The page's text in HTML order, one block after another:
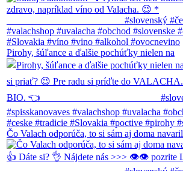
Pirohy, šúľance a ďalšie pochúťky nielen na
Čo Valach odporúča, to si sám aj doma navaril